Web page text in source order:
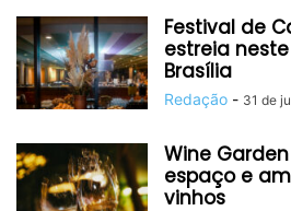
Festival de
estreia
Brasília
Redação - 31 de
Wine
espaço e
vinhos